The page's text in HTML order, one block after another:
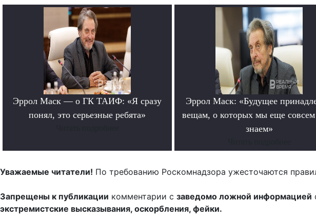
Эррол Маск — о ГК ТАИФ: «Я сразу
понял, это серьезные ребята»
Эррол Маск: «Будущее
вещам, о которых мы еще
знаем»
Уважаемые читатели! По требованию Роскомнадзора ужесточаются
Запрещены к публикации комментарии с заведомо ложной информацией
экстремистские высказывания, оскорбления, фейки.